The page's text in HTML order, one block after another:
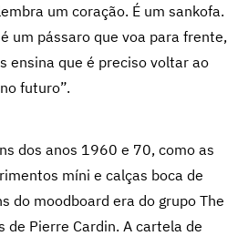
um coração. É um sankofa.
um pássaro que voa para frente,
ensina que é preciso voltar ao
futuro”.
dos anos 1960 e 70, como as
míni e calças boca de
do moodboard era do grupo The
de Pierre Cardin. A cartela de